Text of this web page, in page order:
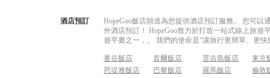
酒店預訂
HopeGoo飯店頻道為您提供酒店預訂服務。 您可
外酒店預訂！ HopeGoo致力於打造一站式線上旅
遊平臺之一，。 我們的使命是“讓旅行更簡單、更
曼谷飯店 首爾飯店 普吉島飯店
東京
芭堤雅飯店
巴黎飯店 羅馬飯店
倫敦